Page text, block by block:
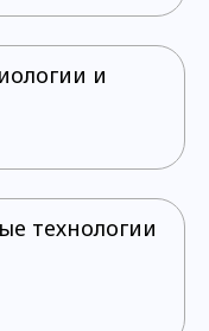
и
технологии